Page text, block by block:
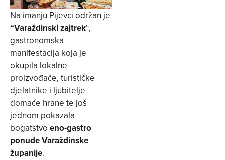
Na imanju Pijevci održan je
“Varaždinski zajtrek“,
gastronomska
manifestacija koja je
okupila lokalne
proizvođače, turističke
djelatnike i ljubitelje
domaće hrane te još
jednom pokazala
bogatstvo eno-gastro
ponude Varaždinske
županije.